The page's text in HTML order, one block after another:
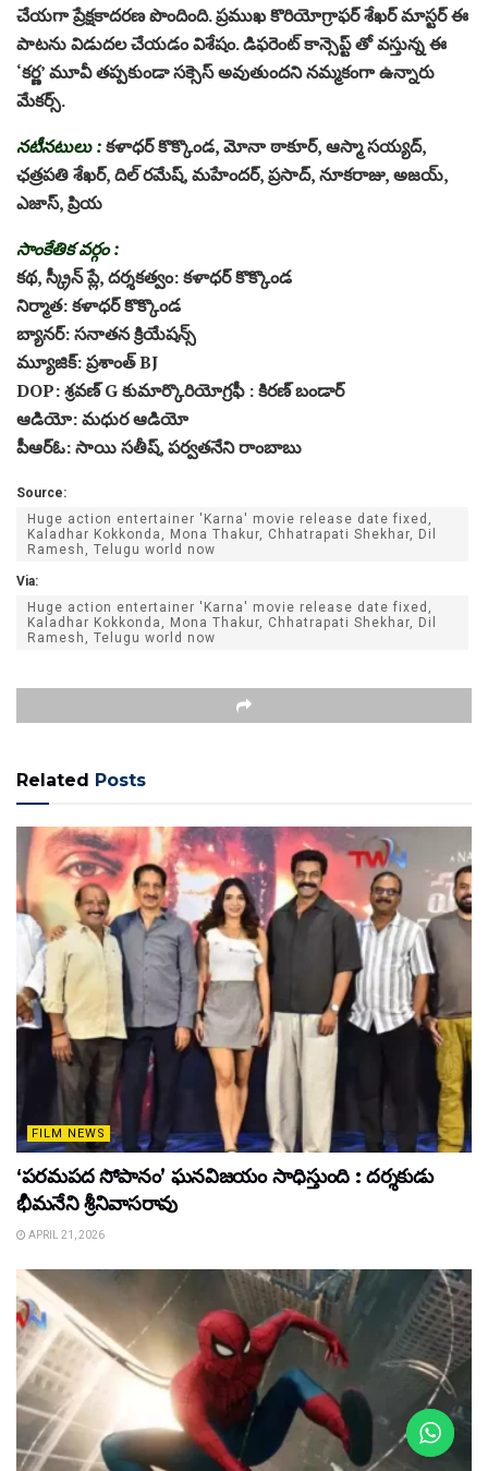
చేయగా ప్రేక్షకాదరణ పొందింది. ప్రముఖ కొరియోగ్రాఫర్ శేఖర్ మాస్టర్ ఈ
పాటను విడుదల చేయడం విశేషం. డిఫరెంట్ కాన్సెప్ట్ తో వస్తున్న ఈ
‘కర్ణ’ మూవీ తప్పకుండా సక్సెస్ అవుతుందని నమ్మకంగా ఉన్నారు
మేకర్స్.
నటీనటులు :కళాధర్ కొక్కొండ, మోనా ఠాకూర్, ఆస్మా సయ్యద్,
ఛత్రపతి శేఖర్, దిల్ రమేష్, మహేందర్, ప్రసాద్, నూకరాజు, అజయ్,
ఎజాస్, ప్రియ
సాంకేతిక వర్గం :
కథ, స్క్రీన్ ప్లే, దర్శకత్వం: కళాధర్ కొక్కొండ
నిర్మాత: కళాధర్ కొక్కొండ
బ్యానర్: సనాతన క్రియేషన్స్
మ్యూజిక్: ప్రశాంత్ BJ
DOP: శ్రవణ్ G కుమార్కొరియోగ్రఫీ : కిరణ్ బండార్
ఆడియో: మధుర ఆడియో
పీఆర్ఓ: సాయి సతీష్, పర్వతనేని రాంబాబు
Source:
Huge action entertainer 'Karna' movie release date fixed,
Kaladhar Kokkonda, Mona Thakur, Chhatrapati Shekhar, Dil
Ramesh, Telugu world now
Via:
Huge action entertainer 'Karna' movie release date fixed,
Kaladhar Kokkonda, Mona Thakur, Chhatrapati Shekhar, Dil
Ramesh, Telugu world now
Related Posts
FILM NEWS
‘పరమపద సోపానం’ ఘనవిజయం సాధిస్తుంది : దర్శకుడు
భీమనేని శ్రీనివాసరావు
APRIL 21, 2026